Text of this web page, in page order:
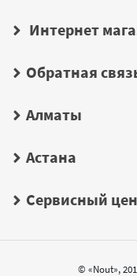
Интернет
Обратная
Алматы
Астана
Сервисный
© «Nout»,